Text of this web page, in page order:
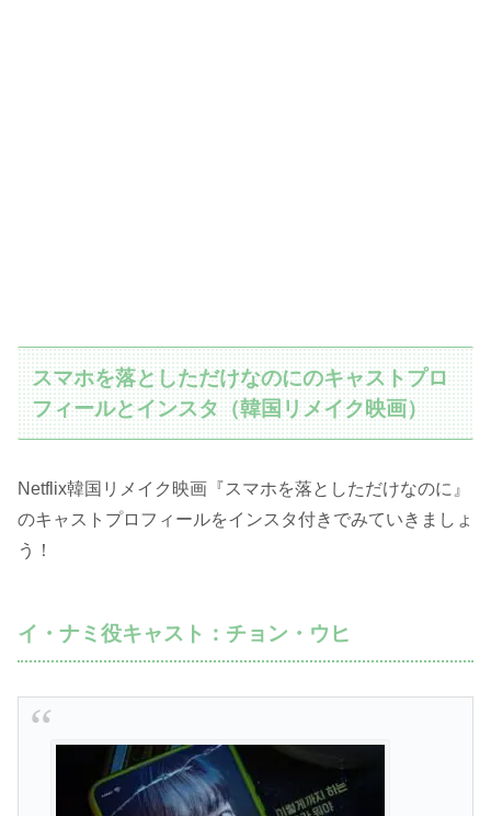
スマホを落としただけなのにのキャストプロ
フィールとインスタ（韓国リメイク映画）
Netflix韓国リメイク映画『スマホを落としただけなのに』
のキャストプロフィールをインスタ付きでみていきましょ
う！
イ・ナミ役キャスト：チョン・ウヒ